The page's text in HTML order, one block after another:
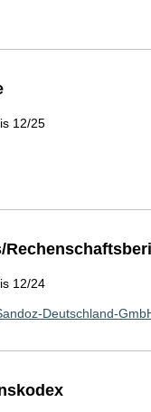
12/25
12/24
Deutschland-